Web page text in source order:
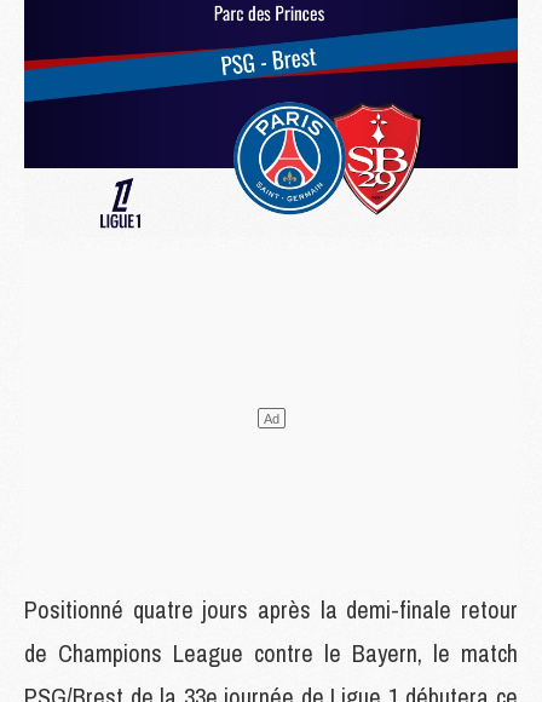
Positionné quatre jours après la demi-finale retour
de Champions League contre le Bayern, le match